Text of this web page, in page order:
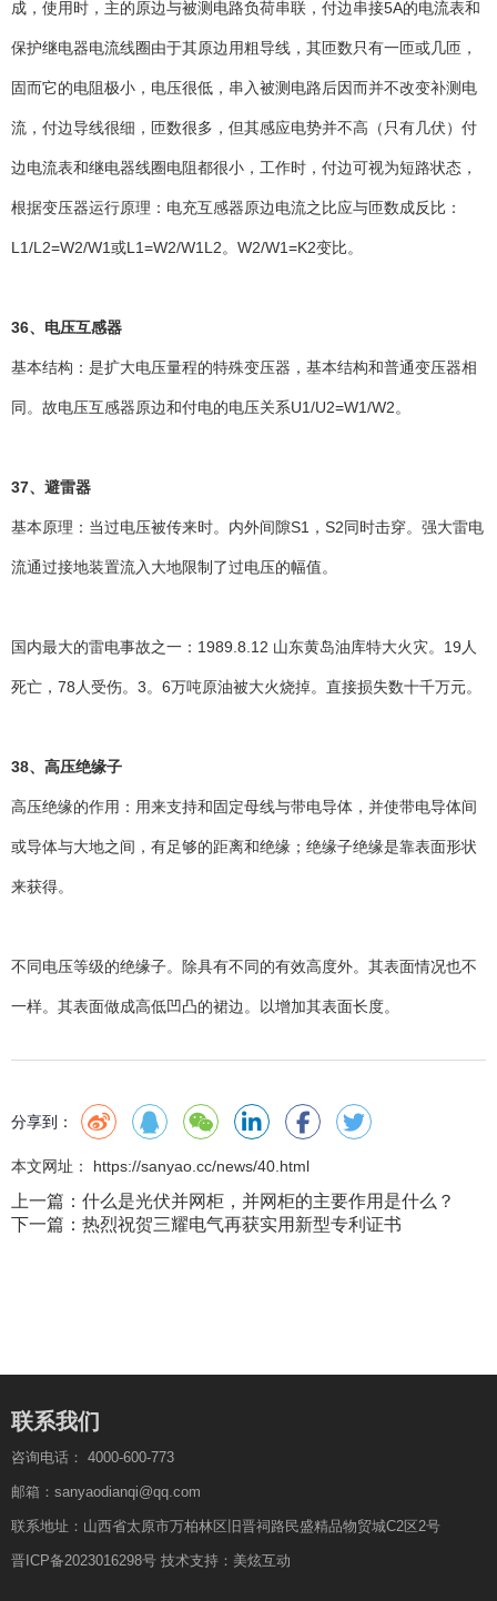
成，使用时，主的原边与被测电路负荷串联，付边串接5A的电流表和
保护继电器电流线圈由于其原边用粗导线，其匝数只有一匝或几匝，
固而它的电阻极小，电压很低，串入被测电路后因而并不改变补测电
流，付边导线很细，匝数很多，但其感应电势并不高（只有几伏）付
边电流表和继电器线圈电阻都很小，工作时，付边可视为短路状态，
根据变压器运行原理：电充互感器原边电流之比应与匝数成反比：
L1/L2=W2/W1或L1=W2/W1L2。W2/W1=K2变比。
36、电压互感器
基本结构：是扩大电压量程的特殊变压器，基本结构和普通变压器相
同。故电压互感器原边和付电的电压关系U1/U2=W1/W2。
37、避雷器
基本原理：当过电压被传来时。内外间隙S1，S2同时击穿。强大雷电
流通过接地装置流入大地限制了过电压的幅值。
国内最大的雷电事故之一：1989.8.12 山东黄岛油库特大火灾。19人
死亡，78人受伤。3。6万吨原油被大火烧掉。直接损失数十千万元。
38、高压绝缘子
高压绝缘的作用：用来支持和固定母线与带电导体，并使带电导体间
或导体与大地之间，有足够的距离和绝缘；绝缘子绝缘是靠表面形状
来获得。
不同电压等级的绝缘子。除具有不同的有效高度外。其表面情况也不
一样。其表面做成高低凹凸的裙边。以增加其表面长度。
分享到：
本文网址： https://sanyao.cc/news/40.html
上一篇： 什么是光伏并网柜，并网柜的主要作用是什么？
下一篇： 热烈祝贺三耀电气再获实用新型专利证书
联系我们
咨询电话： 4000-600-773
邮箱：sanyaodianqi@qq.com
联系地址：山西省太原市万柏林区旧晋祠路民盛精品物贸城C2区2号
晋ICP备2023016298号 技术支持： 美炫互动